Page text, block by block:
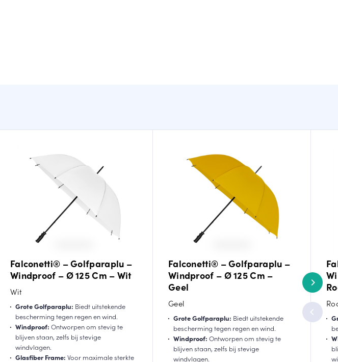
Falconetti® – Golfparaplu –
Windproof – Ø 125 Cm – Wit
Wit
Grote Golfparaplu: Biedt uitstekende
bescherming tegen regen en wind.
Windproof: Ontworpen om stevig te
blijven staan, zelfs bij stevige
windvlagen.
Glasfiber Frame: Voor maximale sterkte
Falconetti® – Golfparaplu –
Windproof – Ø 125 Cm –
Geel
Geel
Grote Golfparaplu: Biedt uitstekende
bescherming tegen regen en wind.
Windproof: Ontworpen om stevig te
blijven staan, zelfs bij stevige
windvlagen.